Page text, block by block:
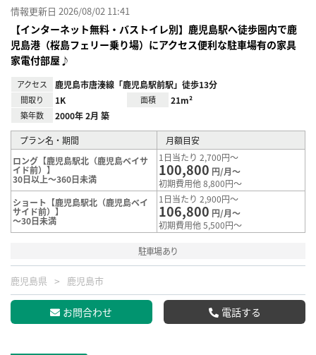
情報更新日 2026/08/02 11:41
【インターネット無料・バストイレ別】鹿児島駅へ徒歩圏内で鹿
児島港（桜島フェリー乗り場）にアクセス便利な駐車場有の家具
家電付部屋♪
アクセス 鹿児島市唐湊線「鹿児島駅前駅」徒歩13分
間取り 1K 面積 21m²
築年数 2000年 2月 築
プラン名・期間
月額目安
ロング【鹿児島駅北（鹿児島ベイサ
イド前）】
30日以上～360日未満
1日当たり 2,700円～
100,800 円/月～
初期費用他 8,800円～
ショート【鹿児島駅北（鹿児島ベイ
サイド前）】
～30日未満
1日当たり 2,900円～
106,800 円/月～
初期費用他 5,500円～
駐車場あり
鹿児島県 鹿児島市
お問合わせ 電話する